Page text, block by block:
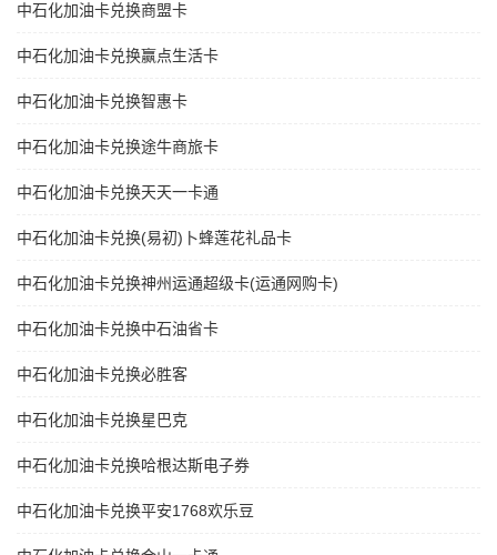
中石化加油卡兑换商盟卡
中石化加油卡兑换赢点生活卡
中石化加油卡兑换智惠卡
中石化加油卡兑换途牛商旅卡
中石化加油卡兑换天天一卡通
中石化加油卡兑换(易初)卜蜂莲花礼品卡
中石化加油卡兑换神州运通超级卡(运通网购卡)
中石化加油卡兑换中石油省卡
中石化加油卡兑换必胜客
中石化加油卡兑换星巴克
中石化加油卡兑换哈根达斯电子券
中石化加油卡兑换平安1768欢乐豆